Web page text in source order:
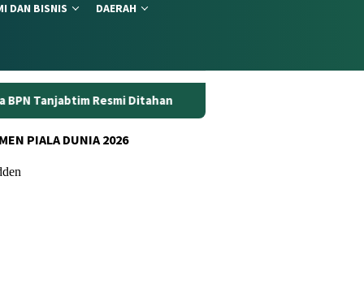
DAN BISNIS DAERAH
Ditahan Dunia Kerja Berubah, Kemnaker Perkuat
PIALA DUNIA 2026